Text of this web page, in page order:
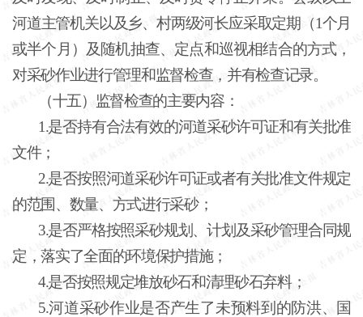
河道主管机关以及乡、村两级河长应采取定期（1个月
或半个月）及随机抽查、定点和巡视相结合的方式，
对采砂作业进行管理和监督检查，并有检查记录。
（十五）监督检查的主要内容：
1.是否持有合法有效的河道采砂许可证和有关批准
文件；
2.是否按照河道采砂许可证或者有关批准文件规定
的范围、数量、方式进行采砂；
3.是否严格按照采砂规划、计划及采砂管理合同规
定，落实了全面的环境保护措施；
4.是否按照规定堆放砂石和清理砂石弃料；
5.河道采砂作业是否产生了未预料到的防洪、国